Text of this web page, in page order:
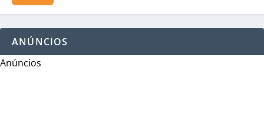
ANÚNCIOS
Anúncios